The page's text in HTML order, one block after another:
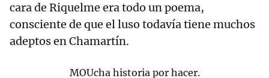
cara de Riquelme era todo un poema,
consciente de que el luso todavía tiene muchos
adeptos en Chamartín.
MOUcha historia por hacer.